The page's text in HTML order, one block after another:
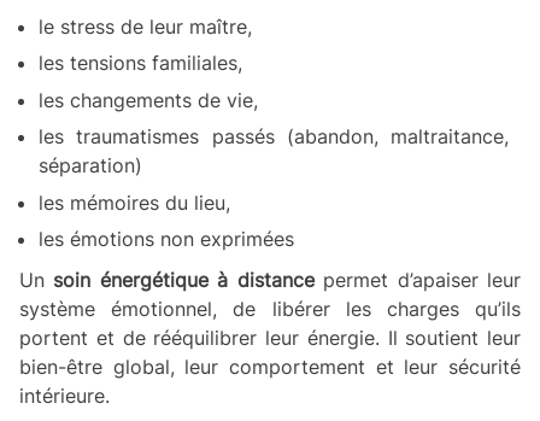
le stress de leur maître,
les tensions familiales,
les changements de vie,
les traumatismes passés (abandon, maltraitance,
séparation)
les mémoires du lieu,
les émotions non exprimées
Un soin énergétique à distancepermet d’apaiser leur
système émotionnel, de libérer les charges qu’ils
portent et de rééquilibrer leur énergie. Il soutient leur
bien-être global, leur comportement et leur sécurité
intérieure.